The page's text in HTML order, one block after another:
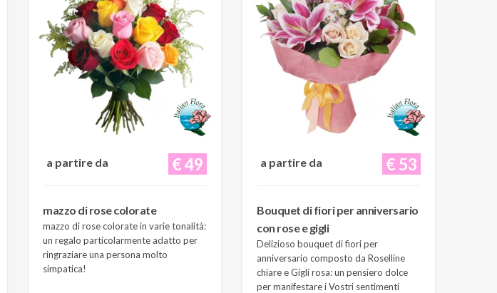
€ 49
a partire da
mazzo di rose colorate
mazzo di rose colorate in varie tonalità:
un regalo particolarmente adatto per
ringraziare una persona molto
simpatica!
€ 53
a partire da
Bouquet di fiori per anniversario
con rose e gigli
Delizioso bouquet di fiori per
anniversario composto da Roselline
chiare e Gigli rosa: un pensiero dolce
per manifestare i Vostri sentimenti